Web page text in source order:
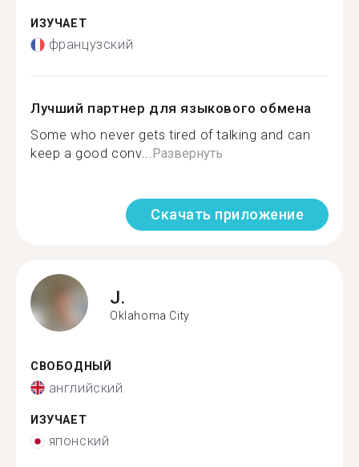
ИЗУЧАЕТ
французский
Лучший партнер для языкового обмена
Some who never gets tired of talking and can
keep a good conv...Развернуть
Скачать приложение
J.
Oklahoma City
СВОБОДНЫЙ
английский
ИЗУЧАЕТ
японский